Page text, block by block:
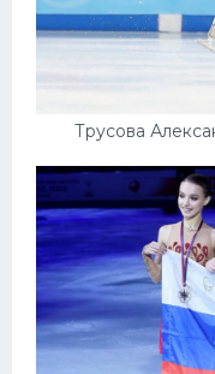
Трусова